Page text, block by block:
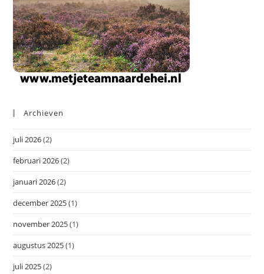
Archieven
juli 2026(2)
februari 2026(2)
januari 2026(2)
december 2025(1)
november 2025(1)
augustus 2025(1)
juli 2025(2)